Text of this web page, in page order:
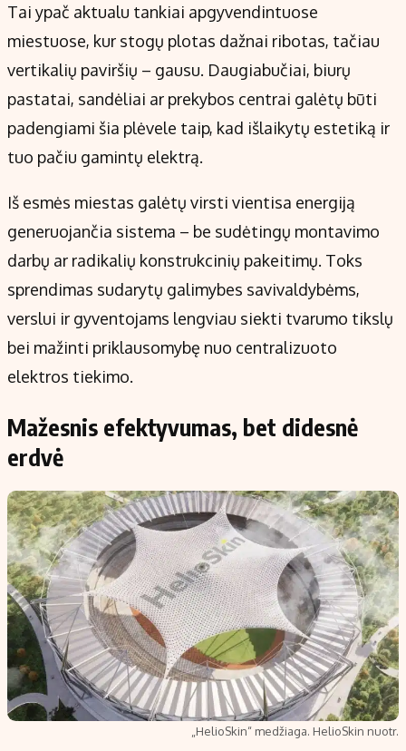
Tai ypač aktualu tankiai apgyvendintuose
miestuose, kur stogų plotas dažnai ribotas, tačiau
vertikalių paviršių – gausu. Daugiabučiai, biurų
pastatai, sandėliai ar prekybos centrai galėtų būti
padengiami šia plėvele taip, kad išlaikytų estetiką ir
tuo pačiu gamintų elektrą.
Iš esmės miestas galėtų virsti vientisa energiją
generuojančia sistema – be sudėtingų montavimo
darbų ar radikalių konstrukcinių pakeitimų. Toks
sprendimas sudarytų galimybes savivaldybėms,
verslui ir gyventojams lengviau siekti tvarumo tikslų
bei mažinti priklausomybę nuo centralizuoto
elektros tiekimo.
Mažesnis efektyvumas, bet didesnė
erdvė
„HelioSkin“ medžiaga. HelioSkin nuotr.